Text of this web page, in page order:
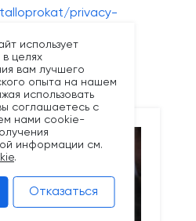
privacy-
использует
целях
вам лучшего
опыта на нашем
использовать
соглашаетесь с
нами cookie-
информации см.
.
Отказаться